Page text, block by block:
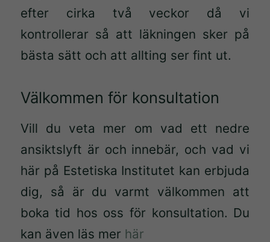
efter cirka två veckor då vi
kontrollerar så att läkningen sker på
bästa sätt och att allting ser fint ut.
Välkommen för konsultation
Vill du veta mer om vad ett nedre
ansiktslyft är och innebär, och vad vi
här på Estetiska Institutet kan erbjuda
dig, så är du varmt välkommen att
boka tid hos oss för konsultation. Du
kan även läs mer här
för att
hemsidan
över huvud
taget ska
Statistik
För att vi
ska kunna
förbättra
hemsidans
funktionalitet
och